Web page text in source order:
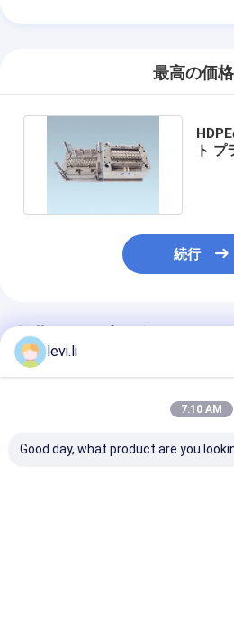
最高の価
ト プ
続行
推薦されたプロダクト
levi.li
7:10 AM
Good day, what product are you